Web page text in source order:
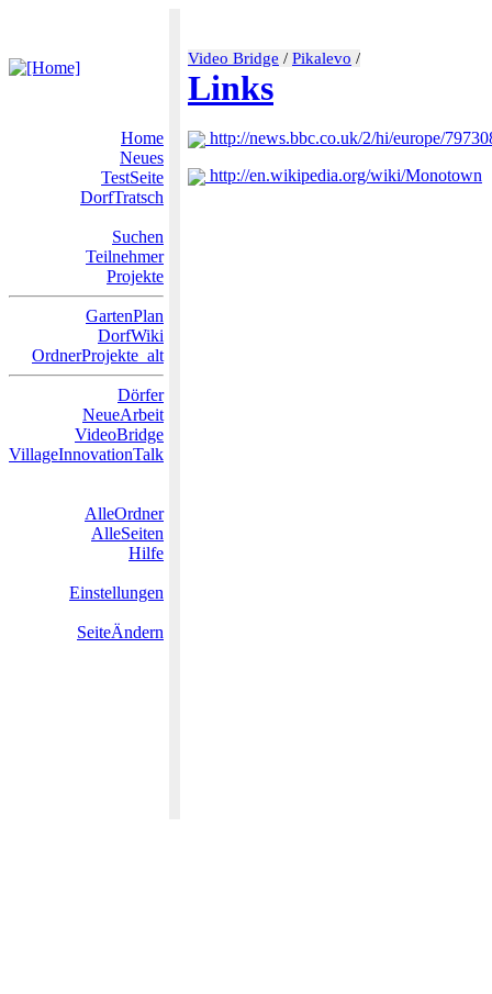
Video Bridge / Pikalevo /
Links
Home
Neues
TestSeite
DorfTratsch
Suchen
Teilnehmer
Projekte
GartenPlan
DorfWiki
OrdnerProjekte_alt
Dörfer
NeueArbeit
VideoBridge
VillageInnovationTalk
AlleOrdner
AlleSeiten
Hilfe
Einstellungen
SeiteÄndern
http://news.bbc.co.uk/2/hi/europe/
http://en.wikipedia.org/wiki/Monotown